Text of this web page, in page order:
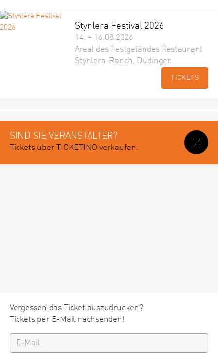
Stynlera Festival 2026
14. – 16.08.2026
Areal des Festgeländes Restaurant
Stynlera-Ranch, Düdingen
TICKETS
SIND SIE VERANSTALTER?
Tickets über TICKETINO verkaufen.
Vergessen das Ticket auszudrucken?
Tickets per E-Mail nachsenden!